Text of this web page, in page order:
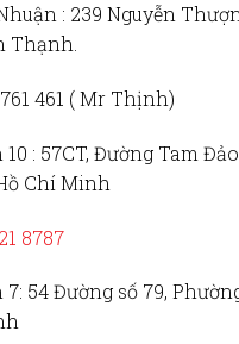
: 239 Nguyễn
Thạnh.
461 ( Mr Thịnh)
: 57CT, Đường Tam
Chí Minh
8787
7: 54 Đường số 79,